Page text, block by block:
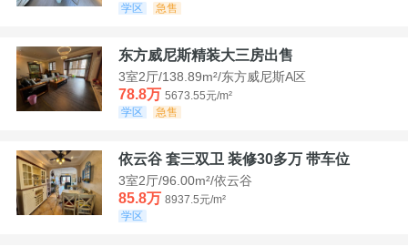
学区
急售
东方威尼斯精装大三房出售
3室2厅/138.89m²/东方威尼斯A区
78.8万 5673.55元/m²
学区
急售
依云谷 套三双卫 装修30多万 带车位
3室2厅/96.00m²/依云谷
85.8万 8937.5元/m²
学区